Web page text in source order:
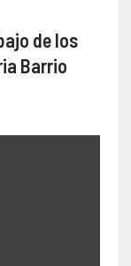
de los
Barrio